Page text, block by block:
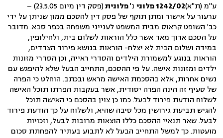
ע"מ (ת"א)1242/02 פלוני נ'פלונית
(פסק דין מיום 23.5.05) –
ערעור על אישור ומתן תוקף של פסק דין להסכם ממון שניתן על ידי
כב' השופט קראוס מבית המשפט לענייני משפחה בכפר סבא. מדובר
על הסכם ארוך מאד אשר כלל הוראות לשלום בית, ולחילופין,
במידה ושלום הבית לא יצלח- הוראות בנושא פירוד הצדדים,
הוראות בנוגע למשמורת הילדים והסדרי ראייה, וכן הסדרי מזונות
ילדים ומזונות אישה. על פי ההסכם, התחייב הבעל שלא להיפגש עם
נשים אחרות, אלא בהסכמת האישה מראש ובכתב. הוחלט כי הפרה
של סעיף זה הינה הפרה יסודית, אשר בעקבות הפרתו תוכל האישה
לשלוח הודעת פירוד לבעל. כמו כן צוין בהסכם כי האישה תוכל
להגיש תביעת גירושין מכל סיבה שהיא, ולשלוח על כך הודעת פירוד
לבעל. שאר תנאיי ההסכם כללו הוצאות מרובות לבעל, וזכויות
מועטות. כך למשל התחייב הבעל לא לתבוע בעתיד להפחתת סכום